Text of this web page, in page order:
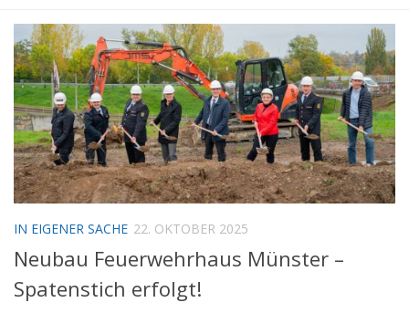
IN EIGENER SACHE 22. OKTOBER 2025
Neubau Feuerwehrhaus Münster –
Spatenstich erfolgt!